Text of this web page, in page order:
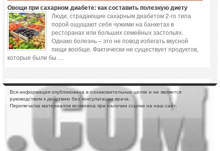
Овощи при сахарном диабете: как составить полезную диету
Люди, страдающие сахарным диабетом 2-го типа
порой ощущают себя чужими на банкетах в
ресторанах или больших семейных застольях.
Однако болезнь – это не повод избегать вкусной
пищи вообще. Фактически не существует продуктов,
которые были бы …
Вся информация опубликована в ознакомительных целях и не является
руководством к действию без консультации врача.
Перепечатка материалов возможна при наличии ссылки на наш сайт.